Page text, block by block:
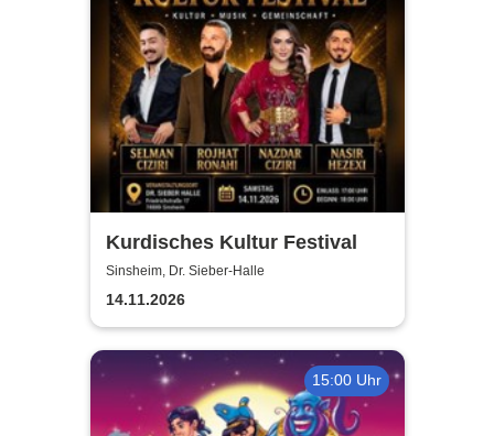
Kurdisches Kultur Festival
Sinsheim, Dr. Sieber-Halle
14.11.2026
15:00 Uhr